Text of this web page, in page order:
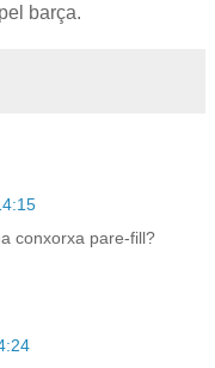
barça.
conxorxa pare-fill?